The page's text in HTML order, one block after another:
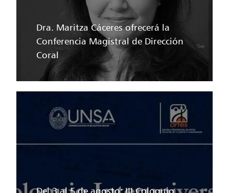
Dra. Maritza Cáceres ofrecerá la
Conferencia Magistral de Dirección
Coral
Del 3 al 5 de agosto: III Coloquio